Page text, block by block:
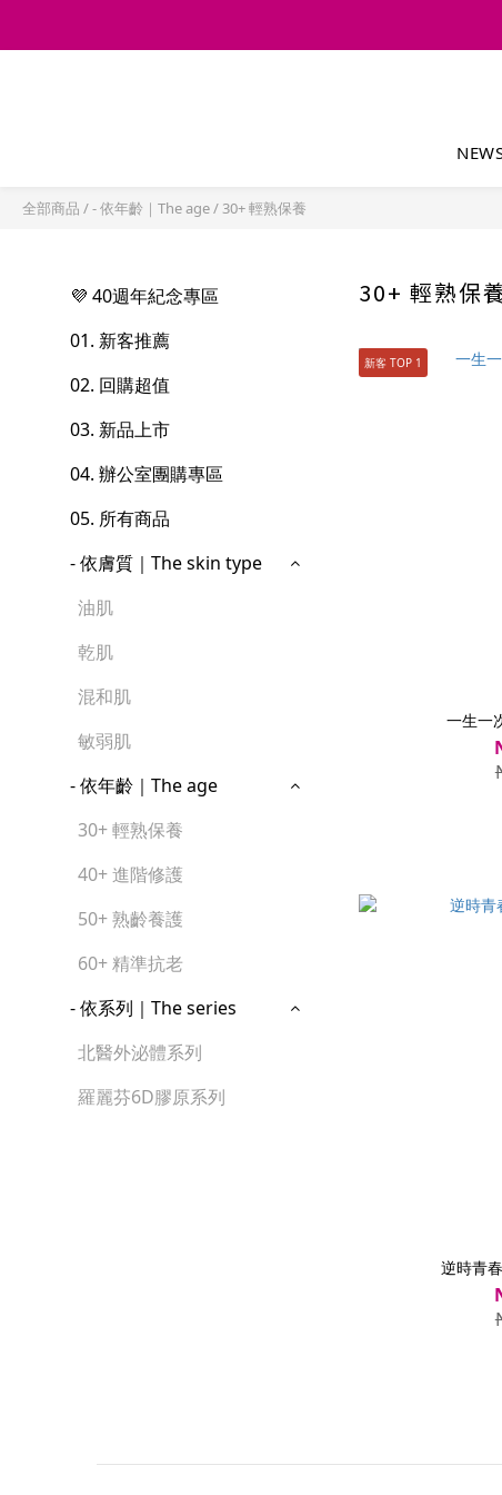
全部商品 /- 依年齡｜The age/ 30+ 輕熟保養
💜 40週年紀念專區
01. 新客推薦
02. 回購超值
03. 新品上市
04. 辦公室團購專區
05. 所有商品
- 依膚質｜The skin type
油肌
乾肌
混和肌
敏弱肌
- 依年齡｜The age
30+ 輕熟保養
40+ 進階修護
50+ 熟齡養護
60+ 精準抗老
- 依系列｜The series
北醫外泌體系列
羅麗芬6D膠原系列
30+ 輕熟保
新客 TOP 1
一生一
逆時青